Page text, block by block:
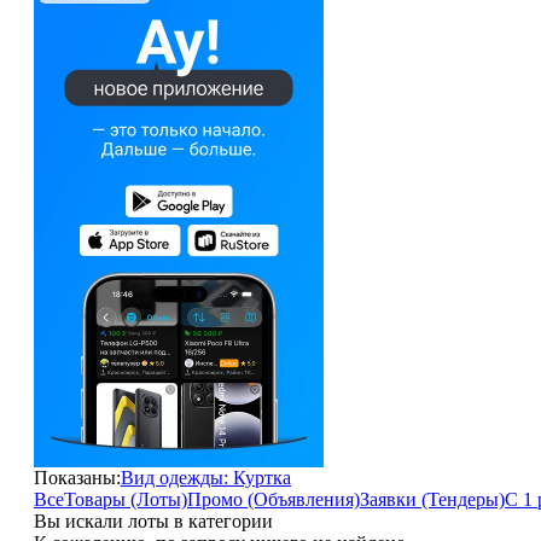
Показаны:Вид одежды: Куртка
ВсеТовары (Лоты)Промо (Объявления)Заявки (Тендеры)С 1
Вы искали лоты в категории